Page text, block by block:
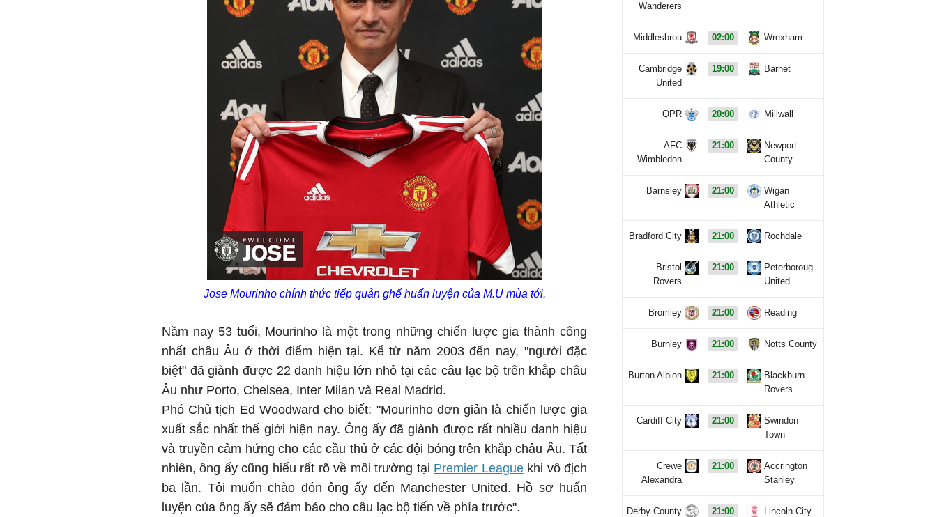
Jose Mourinho chính thức tiếp quản ghế huấn luyện của M.U mùa tới.
Năm nay 53 tuổi, Mourinho là một trong những chiến lược gia thành công
nhất châu Âu ở thời điểm hiện tại. Kể từ năm 2003 đến nay, "người đặc
biệt" đã giành được 22 danh hiệu lớn nhỏ tại các câu lạc bộ trên khắp châu
Âu như Porto, Chelsea, Inter Milan và Real Madrid.
Phó Chủ tịch Ed Woodward cho biết: "Mourinho đơn giản là chiến lược gia
xuất sắc nhất thế giới hiện nay. Ông ấy đã giành được rất nhiều danh hiệu
và truyền cảm hứng cho các cầu thủ ở các đội bóng trên khắp châu Âu. Tất
nhiên, ông ấy cũng hiểu rất rõ về môi trường tại Premier Leaguekhi vô địch
ba lần. Tôi muốn chào đón ông ấy đến Manchester United. Hồ sơ huấn
luyện của ông ấy sẽ đảm bảo cho câu lạc bộ tiến về phía trước".
Wanderers
Middlesbrou 02:00 Wrexham
Cambridge
United
19:00 Barnet
QPR 20:00 Millwall
AFC
Wimbledon
21:00
Newport
County
Barnsley 21:00
Wigan
Athletic
Bradford City 21:00 Rochdale
Bristol
Rovers
21:00
Peterboroug
United
Bromley 21:00 Reading
Burnley 21:00 Notts County
Burton Albion 21:00
Blackburn
Rovers
Cardiff City 21:00
Swindon
Town
Crewe
Alexandra
21:00
Accrington
Stanley
Derby County 21:00 Lincoln City